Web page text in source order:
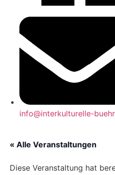
info@interkulturelle-
« Alle Veranstaltungen
Diese Veranstaltung hat